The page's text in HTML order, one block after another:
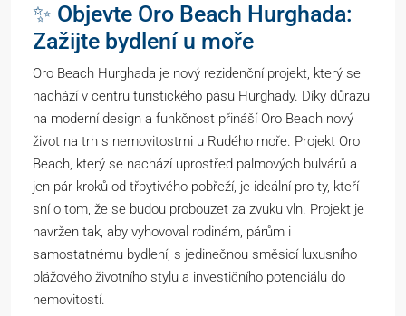
✨ Objevte Oro Beach Hurghada:
Zažijte bydlení u moře
Oro Beach Hurghada je nový rezidenční projekt, který se
nachází v centru turistického pásu Hurghady. Díky důrazu
na moderní design a funkčnost přináší Oro Beach nový
život na trh s nemovitostmi u Rudého moře. Projekt Oro
Beach, který se nachází uprostřed palmových bulvárů a
jen pár kroků od třpytivého pobřeží, je ideální pro ty, kteří
sní o tom, že se budou probouzet za zvuku vln. Projekt je
navržen tak, aby vyhovoval rodinám, párům i
samostatnému bydlení, s jedinečnou směsicí luxusního
plážového životního stylu a investičního potenciálu do
nemovitostí.